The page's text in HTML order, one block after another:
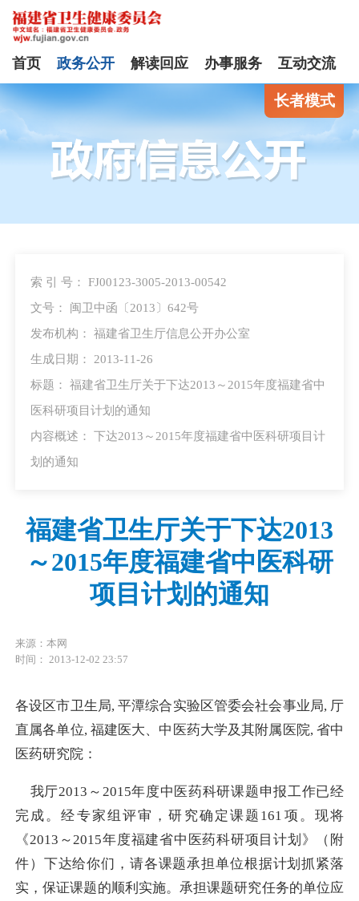
首页 政务公开 解读回应 办事服务 互动交流
长者模式
索 引 号： FJ00123-3005-2013-00542
文号： 闽卫中函〔2013〕642号
发布机构： 福建省卫生厅信息公开办公室
生成日期： 2013-11-26
标题： 福建省卫生厅关于下达2013～2015年度福建省中
医科研项目计划的通知
内容概述： 下达2013～2015年度福建省中医科研项目计
划的通知
福建省卫生厅关于下达2013
～2015年度福建省中医科研
项目计划的通知
来源：本网
时间： 2013-12-02 23:57
各设区市卫生局, 平潭综合实验区管委会社会事业局, 厅
直属各单位, 福建医大、中医药大学及其附属医院, 省中
医药研究院：
我厅2013～2015年度中医药科研课题申报工作已经
完成。经专家组评审，研究确定课题161项。现将
《2013～2015年度福建省中医药科研项目计划》（附
件）下达给你们，请各课题承担单位根据计划抓紧落
实，保证课题的顺利实施。承担课题研究任务的单位应